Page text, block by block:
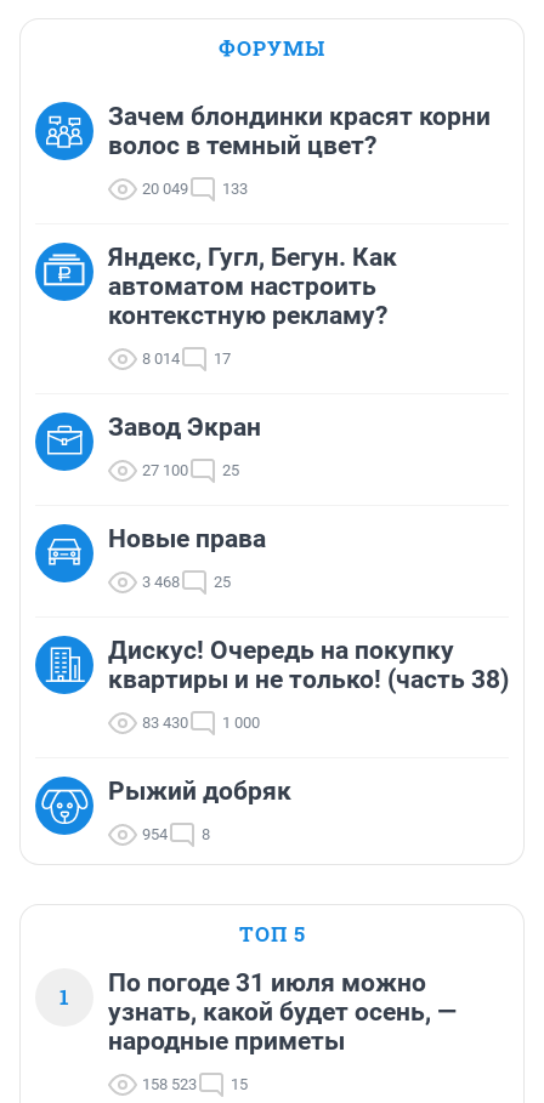
ФОРУМЫ
Зачем блондинки красят корни
волос в темный цвет?
20 049 133
Яндекс, Гугл, Бегун. Как
автоматом настроить
контекстную рекламу?
8 014 17
Завод Экран
27 100 25
Новые права
3 468 25
Дискус! Очередь на покупку
квартиры и не только! (часть 38)
83 430 1 000
Рыжий добряк
954 8
ТОП 5
1
По погоде 31 июля можно
узнать, какой будет осень, —
народные приметы
158 523 15